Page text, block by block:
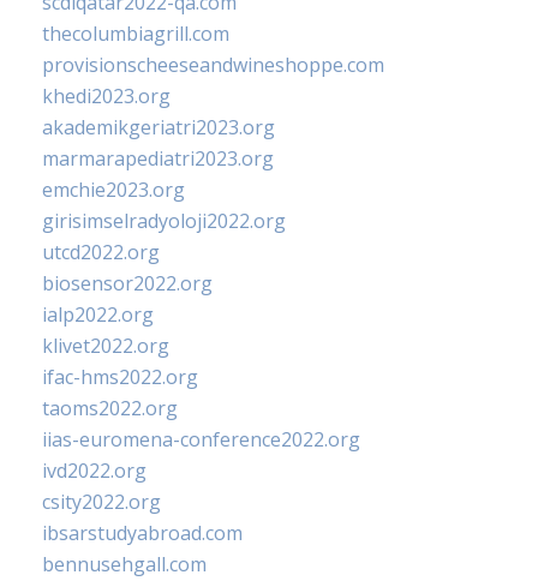
thecolumbiagrill.com
provisionscheeseandwineshoppe.com
khedi2023.org
akademikgeriatri2023.org
marmarapediatri2023.org
emchie2023.org
girisimselradyoloji2022.org
utcd2022.org
biosensor2022.org
ialp2022.org
klivet2022.org
ifac-hms2022.org
taoms2022.org
iias-euromena-conference2022.org
ivd2022.org
csity2022.org
ibsarstudyabroad.com
bennusehgall.com